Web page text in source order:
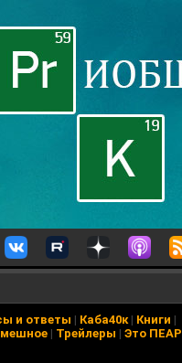
и ответы | Каба40к| Книги |
| Трейлеры | Это ПЕАР